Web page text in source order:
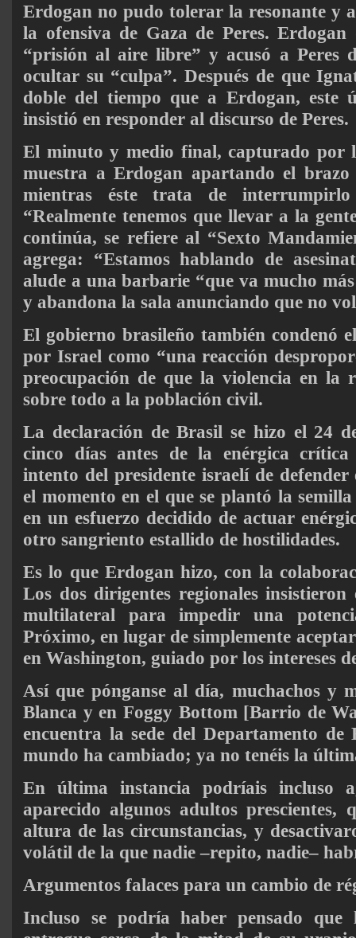
Erdogan no pudo tolerar la resonante y
la ofensiva de Gaza de Peres. Erdogan
“prisión al aire libre” y acusó a Peres
ocultar su “culpa”. Después de que
doble del tiempo que a Erdogan, este
insistió en responder al discurso de Peres.
El minuto y medio final, capturado por
muestra a Erdogan apartando el
mientras éste trata de
“Realmente tenemos que llevar a la
continúa, se refiere al “Sexto
agrega: “Estamos hablando de
alude a una barbarie “que va mucho
y abandona la sala anunciando que no
El gobierno brasileño también condenó
por Israel como “una reacción
preocupación de que la violencia en la
sobre todo a la población civil.
La declaración de Brasil se hizo el 24
cinco días antes de la enérgica
intento del presidente israelí de
el momento en el que se plantó la
en un esfuerzo decidido de actuar
otro sangriento estallido de hostilidades.
Es lo que Erdogan hizo, con la
Los dos dirigentes regionales
multilateral para impedir una
Próximo, en lugar de simplemente
en Washington, guiado por los intereses
Así que pónganse al día, muchachos y
Blanca y en Foggy Bottom [Barrio de
encuentra la sede del Departamento
mundo ha cambiado; ya no tenéis la
En última instancia podríais incluso
aparecido algunos adultos prescientes,
altura de las circunstancias, y
volátil de la que nadie –repito, nadie–
Argumentos falaces para un cambio de
Incluso se podría haber pensado